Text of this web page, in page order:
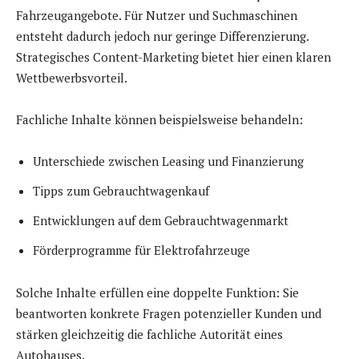
Fahrzeugangebote. Für Nutzer und Suchmaschinen
entsteht dadurch jedoch nur geringe Differenzierung.
Strategisches Content-Marketing bietet hier einen klaren
Wettbewerbsvorteil.
Fachliche Inhalte können beispielsweise behandeln:
Unterschiede zwischen Leasing und Finanzierung
Tipps zum Gebrauchtwagenkauf
Entwicklungen auf dem Gebrauchtwagenmarkt
Förderprogramme für Elektrofahrzeuge
Solche Inhalte erfüllen eine doppelte Funktion: Sie
beantworten konkrete Fragen potenzieller Kunden und
stärken gleichzeitig die fachliche Autorität eines
Autohauses.